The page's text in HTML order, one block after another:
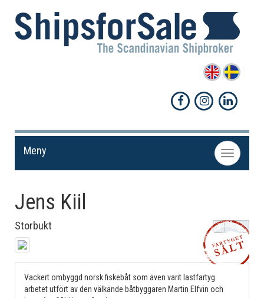
Toggle
navigation
Meny
Jens Kiil
Storbukt Dela!
Vackert ombyggd norsk fiskebåt som även varit lastfartyg.
arbetet utfört av den välkände båtbyggaren Martin Elfvin och